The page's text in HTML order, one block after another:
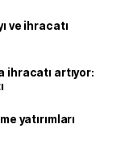
ve ihracatı
ihracatı artıyor:
yatırımları